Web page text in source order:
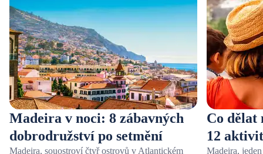
Madeira v noci: 8 zábavných
dobrodružství po setmění
Madeira, souostroví čtyř ostrovů v Atlantickém
Co dělat
12
Madeira,